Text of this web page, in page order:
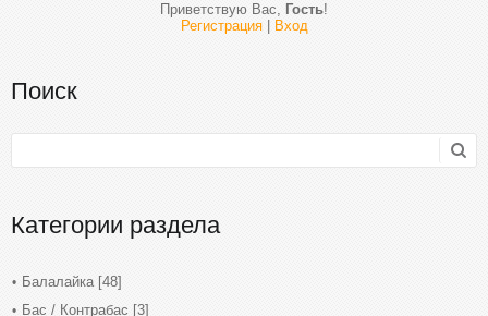
Приветствую Вас, Гость!
Регистрация| Вход
Поиск
Категории раздела
Балалайка [48]
Бас / Контрабас [3]